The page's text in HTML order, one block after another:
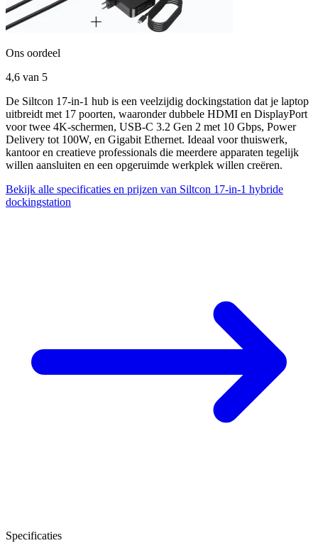
Ons oordeel
4,6 van 5
De Siltcon 17-in-1 hub is een veelzijdig dockingstation dat je laptop
uitbreidt met 17 poorten, waaronder dubbele HDMI en DisplayPort
voor twee 4K-schermen, USB-C 3.2 Gen 2 met 10 Gbps, Power
Delivery tot 100W, en Gigabit Ethernet. Ideaal voor thuiswerk,
kantoor en creatieve professionals die meerdere apparaten tegelijk
willen aansluiten en een opgeruimde werkplek willen creëren.
Bekijk alle specificaties en prijzen van Siltcon 17-in-1 hybride
dockingstation
Specificaties